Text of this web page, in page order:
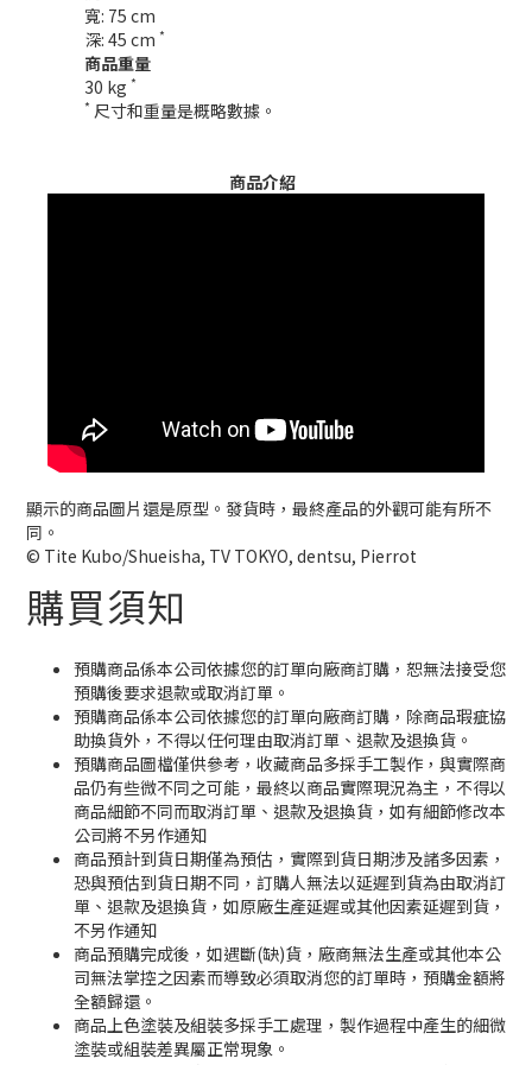
寬: 75 cm
深: 45 cm *
商品重量
30 kg *
* 尺寸和重量是概略數據。
商品介紹
顯示的商品圖片還是原型。發貨時，最終產品的外觀可能有所不
同。
© Tite Kubo/Shueisha, TV TOKYO, dentsu, Pierrot
購買須知
預購商品係本公司依據您的訂單向廠商訂購，恕無法接受您
預購後要求退款或取消訂單。
預購商品係本公司依據您的訂單向廠商訂購，除商品瑕疵協
助換貨外，不得以任何理由取消訂單、退款及退換貨。
預購商品圖檔僅供參考，收藏商品多採手工製作，與實際商
品仍有些微不同之可能，最終以商品實際現況為主，不得以
商品細節不同而取消訂單、退款及退換貨，如有細節修改本
公司將不另作通知
商品預計到貨日期僅為預估，實際到貨日期涉及諸多因素，
恐與預估到貨日期不同，訂購人無法以延遲到貨為由取消訂
單、退款及退換貨，如原廠生產延遲或其他因素延遲到貨，
不另作通知
商品預購完成後，如遇斷(缺)貨，廠商無法生產或其他本公
司無法掌控之因素而導致必須取消您的訂單時，預購金額將
全額歸還。
商品上色塗裝及組裝多採手工處理，製作過程中產生的細微
塗裝或組裝差異屬正常現象。